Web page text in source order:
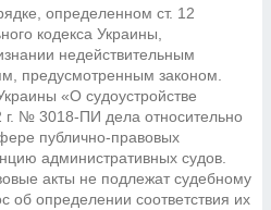
определенном ст. 12
кодекса Украины,
недействительным
предусмотренным законом.
«О судоустройстве
№ 3018-ПИ дела относительно
публично-правовых
административных судов.
акты не подлежат судебному
об определении соответствия их